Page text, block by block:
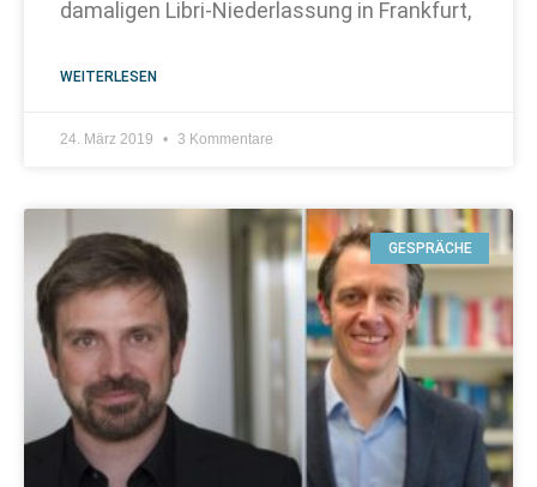
damaligen Libri-Niederlassung in Frankfurt,
WEITERLESEN
24. März 2019 3 Kommentare
GESPRÄCHE